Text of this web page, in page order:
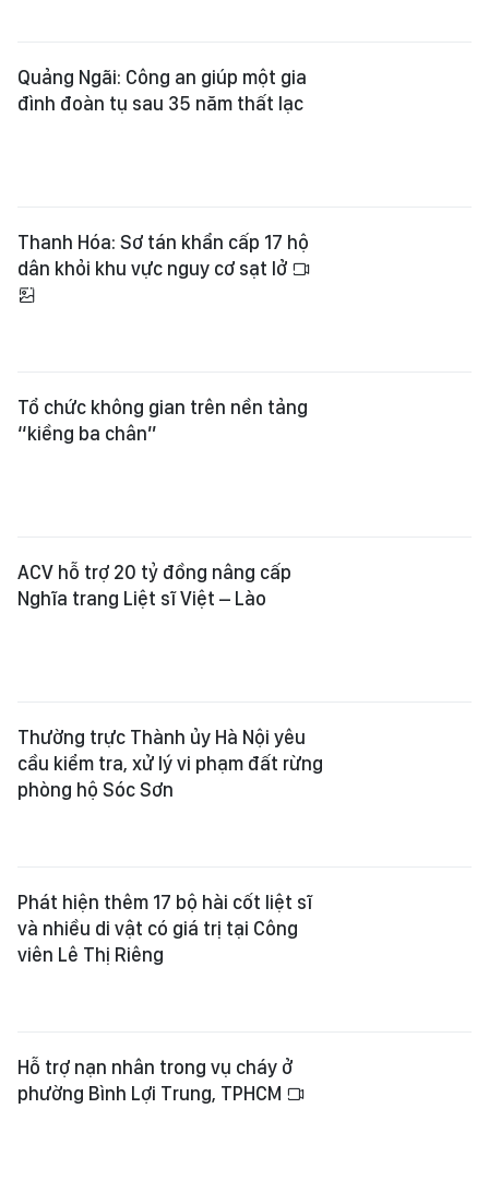
Quảng Ngãi: Công an giúp một gia
đình đoàn tụ sau 35 năm thất lạc
Thanh Hóa: Sơ tán khẩn cấp 17 hộ
dân khỏi khu vực nguy cơ sạt lở
Tổ chức không gian trên nền tảng
“kiềng ba chân”
ACV hỗ trợ 20 tỷ đồng nâng cấp
Nghĩa trang Liệt sĩ Việt – Lào
Thường trực Thành ủy Hà Nội yêu
cầu kiểm tra, xử lý vi phạm đất rừng
phòng hộ Sóc Sơn
Phát hiện thêm 17 bộ hài cốt liệt sĩ
và nhiều di vật có giá trị tại Công
viên Lê Thị Riêng
Hỗ trợ nạn nhân trong vụ cháy ở
phường Bình Lợi Trung, TPHCM